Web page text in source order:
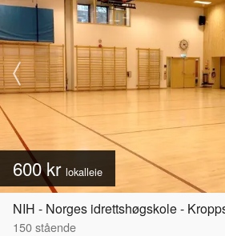
600 kr lokalleie
NIH - Norges idrettshøgskole -
150stående